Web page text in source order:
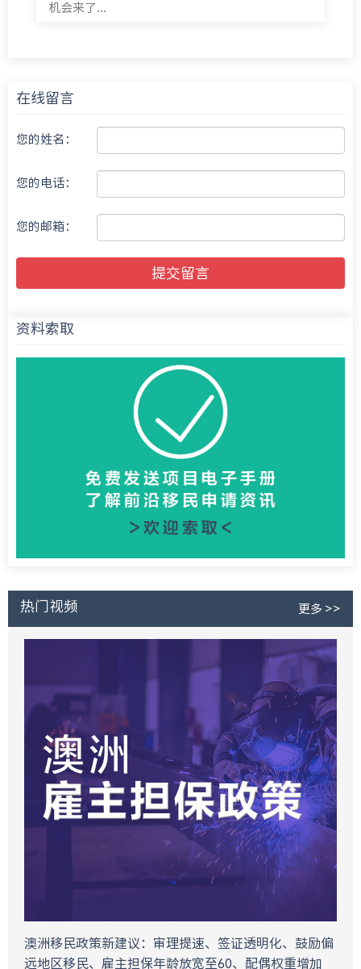
机会来了...
在线留言
您的姓名：
您的电话：
您的邮箱：
提交留言
资料索取
热门视频 更多 >>
澳洲移民政策新建议：审理提速、签证透明化、鼓励偏
远地区移民、雇主担保年龄放宽至60、配偶权重增加